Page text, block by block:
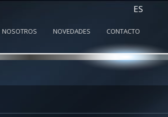
ES
NOSOTROS NOVEDADES CONTACTO